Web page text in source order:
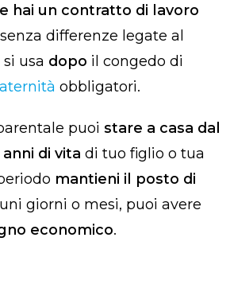
hai un contratto di lavoro
differenze legate al
usa dopo il congedo di
obbligatori.
puoi stare a casa dal
di vita di tuo figlio o tua
mantieni il posto di
giorni o mesi, puoi avere
economico.